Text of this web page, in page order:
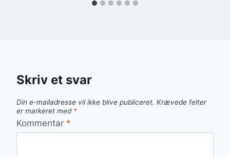
Skriv et svar
Din e-mailadresse vil ikke blive publiceret. Krævede felter
er markeret med *
Kommentar *